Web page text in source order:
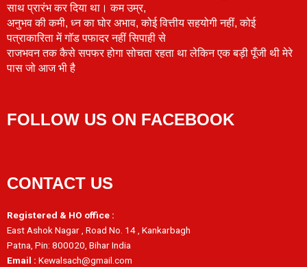
साथ प्रारंभ कर दिया था। कम उम्र,
अनुभव की कमी, ध्न का घोर अभाव, कोई वित्तीय सहयोगी नहीं, कोई
पत्राकारिता में गाॅड पफादर नहीं सिपाही से
राजभवन तक कैसे सपफर होगा सोचता रहता था लेकिन एक बड़ी पूँजी थी मेरे
पास जो आज भी है
FOLLOW US ON FACEBOOK
CONTACT US
Registered & HO office :
East Ashok Nagar , Road No. 14 , Kankarbagh
Patna, Pin: 800020, Bihar India
Email : Kewalsach@gmail.com